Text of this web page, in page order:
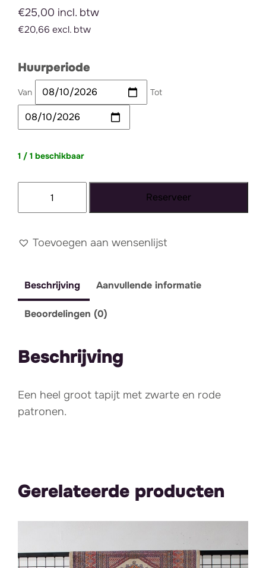
€25,00 incl. btw
€20,66 excl. btw
Huurperiode
Van Tot
1 / 1 beschikbaar
XXL
Reserveer
Toevoegen aan wensenlijst
Beschrijving Aanvullende informatie
Beoordelingen (0)
Beschrijving
Een heel groot tapijt met zwarte en rode
patronen.
Gerelateerde producten